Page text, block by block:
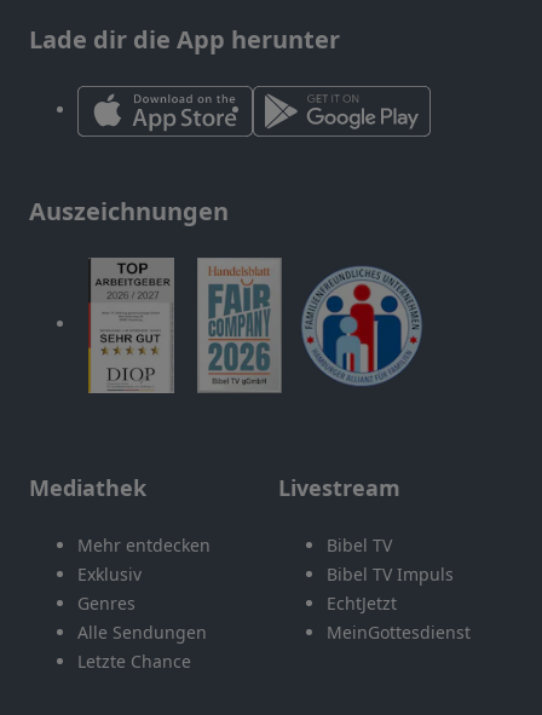
Lade dir die App herunter
Auszeichnungen
Mediathek
Mehr entdecken
Exklusiv
Genres
Alle Sendungen
Letzte Chance
Livestream
Bibel TV
Bibel TV Impuls
EchtJetzt
MeinGottesdienst